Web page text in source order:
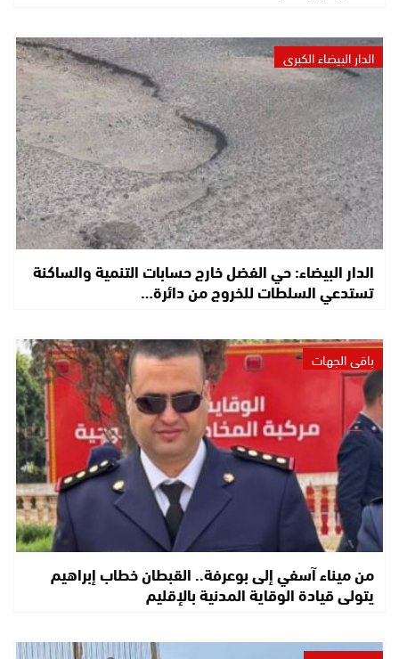
الدار البيضاء الكبرى
الدار البيضاء: حي الفضل خارج حسابات التنمية والساكنة
تستدعي السلطات للخروج من دائرة…
باقي الجهات
من ميناء آسفي إلى بوعرفة.. القبطان خطاب إبراهيم
يتولى قيادة الوقاية المدنية بالإقليم